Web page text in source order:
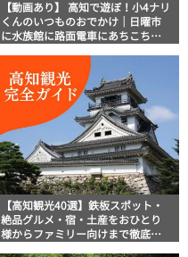
【動画あり】 高知で遊ぼ！小4ナリ
くんのいつものおでかけ｜日曜市
に水族館に路面電車にあちこち巡
【高知観光40選】鉄板スポット・
絶品グルメ・宿・土産をおひとり
様からファミリー向けまで徹底解